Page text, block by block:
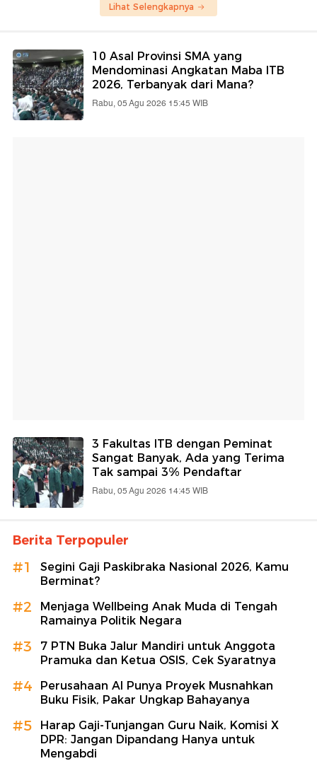
Lihat Selengkapnya
10 Asal Provinsi SMA yang
Mendominasi Angkatan Maba ITB
2026, Terbanyak dari Mana?
Rabu, 05 Agu 2026 15:45 WIB
3 Fakultas ITB dengan Peminat
Sangat Banyak, Ada yang Terima
Tak sampai 3% Pendaftar
Rabu, 05 Agu 2026 14:45 WIB
Berita Terpopuler
#1
Segini Gaji Paskibraka Nasional 2026, Kamu
Berminat?
#2
Menjaga Wellbeing Anak Muda di Tengah
Ramainya Politik Negara
#3
7 PTN Buka Jalur Mandiri untuk Anggota
Pramuka dan Ketua OSIS, Cek Syaratnya
#4
Perusahaan AI Punya Proyek Musnahkan
Buku Fisik, Pakar Ungkap Bahayanya
#5
Harap Gaji-Tunjangan Guru Naik, Komisi X
DPR: Jangan Dipandang Hanya untuk
Mengabdi